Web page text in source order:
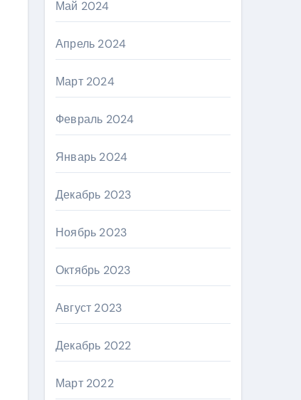
Май 2024
Апрель 2024
Март 2024
Февраль 2024
Январь 2024
Декабрь 2023
Ноябрь 2023
Октябрь 2023
Август 2023
Декабрь 2022
Март 2022